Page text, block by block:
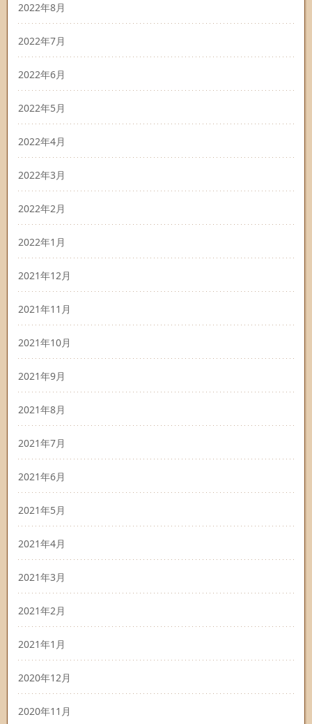
2022年8月
2022年7月
2022年6月
2022年5月
2022年4月
2022年3月
2022年2月
2022年1月
2021年12月
2021年11月
2021年10月
2021年9月
2021年8月
2021年7月
2021年6月
2021年5月
2021年4月
2021年3月
2021年2月
2021年1月
2020年12月
2020年11月